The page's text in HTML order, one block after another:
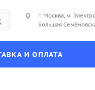
г. Москва, м.
Большая
И ОПЛАТА